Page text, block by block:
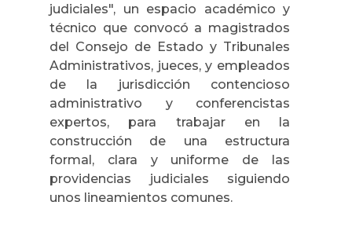
judiciales", un espacio académico y
técnico que convocó a magistrados
del Consejo de Estado y Tribunales
Administrativos, jueces, y empleados
de la jurisdicción contencioso
administrativo y conferencistas
expertos, para trabajar en la
construcción de una estructura
formal, clara y uniforme de las
providencias judiciales siguiendo
unos lineamientos comunes.